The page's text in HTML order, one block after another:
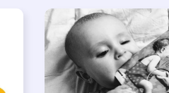
APPEL À SOUTIEN